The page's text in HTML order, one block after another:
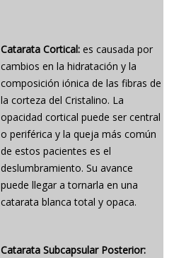
Catarata Cortical: es causada por
cambios en la hidratación y la
composición iónica de las fibras de
la corteza del Cristalino. La
opacidad cortical puede ser central
o periférica y la queja más común
de estos pacientes es el
deslumbramiento. Su avance
puede llegar a tornarla en una
catarata blanca total y opaca.
Catarata Subcapsular Posterior: